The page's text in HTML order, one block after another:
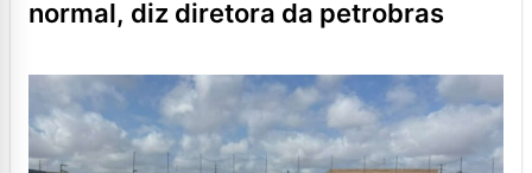
normal, diz diretora da petrobras